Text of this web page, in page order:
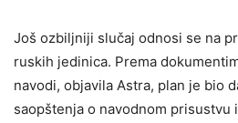
Još ozbiljniji slučaj odnosi se na
ruskih jedinica. Prema
navodi, objavila Astra, plan je bio
saopštenja o navodnom prisustvu